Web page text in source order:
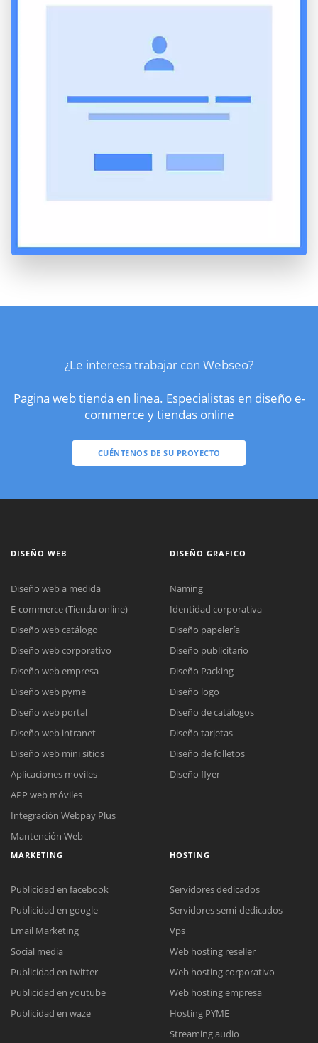
¿Le interesa trabajar con Webseo?
Pagina web tienda en linea. Especialistas en diseño e-
commerce y tiendas online
CUÉNTENOS DE SU PROYECTO
Reunión online
Meet para la reunión online.
Cotización
Chat Online
Todos nuestros ejecutivos están fuera de línea. Complete el formulario
DISEÑO WEB
Diseño web a medida
E-commerce (Tienda online)
Diseño web catálogo
Diseño web corporativo
Diseño web empresa
Diseño web pyme
Diseño web portal
Diseño web intranet
Diseño web mini sitios
Aplicaciones moviles
APP web móviles
Integración Webpay Plus
Mantención Web
DISEÑO GRAFICO
Naming
Identidad corporativa
Diseño papelería
Diseño publicitario
Diseño Packing
Diseño logo
Diseño de catálogos
Diseño tarjetas
Diseño de folletos
Diseño flyer
MARKETING
Publicidad en facebook
Publicidad en google
Email Marketing
Social media
Publicidad en twitter
Publicidad en youtube
Publicidad en waze
HOSTING
Servidores dedicados
Servidores semi-dedicados
Vps
Web hosting reseller
Web hosting corporativo
Web hosting empresa
Hosting PYME
Streaming audio